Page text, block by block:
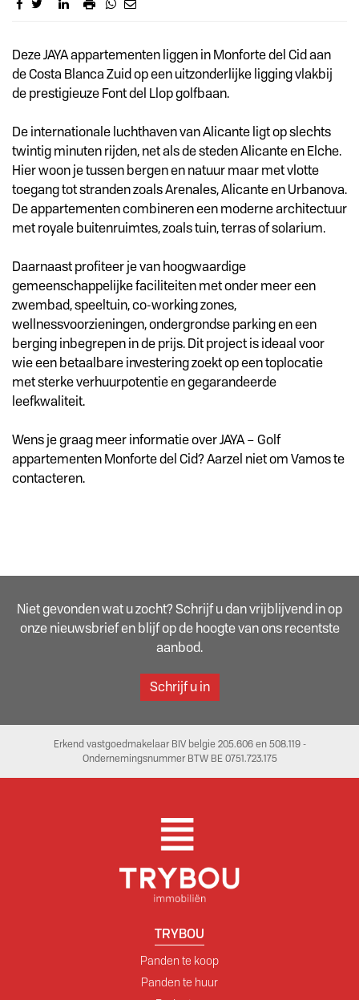
Omschrijving
Deze JAYA appartementen liggen in Monforte del Cid aan
de Costa Blanca Zuid op een uitzonderlijke ligging vlakbij
de prestigieuze Font del Llop golfbaan.
De internationale luchthaven van Alicante ligt op slechts
twintig minuten rijden, net als de steden Alicante en Elche.
Hier woon je tussen bergen en natuur maar met vlotte
toegang tot stranden zoals Arenales, Alicante en Urbanova.
De appartementen combineren een moderne architectuur
met royale buitenruimtes, zoals tuin, terras of solarium.
Daarnaast profiteer je van hoogwaardige
gemeenschappelijke faciliteiten met onder meer een
zwembad, speeltuin, co-working zones,
wellnessvoorzieningen, ondergrondse parking en een
berging inbegrepen in de prijs. Dit project is ideaal voor
wie een betaalbare investering zoekt op een toplocatie
met sterke verhuurpotentie en gegarandeerde
leefkwaliteit.
Wens je graag meer informatie over JAYA – Golf
appartementen Monforte del Cid? Aarzel niet om Vamos te
contacteren.
Niet gevonden wat u zocht? Schrijf u dan vrijblijvend in op
onze nieuwsbrief en blijf op de hoogte van ons recentste
aanbod.
Schrijf u in
Erkend vastgoedmakelaar BIV belgie 205.606 en 508.119 -
Ondernemingsnummer BTW BE 0751.723.175
TRYBOU
Panden te koop
Panden te huur